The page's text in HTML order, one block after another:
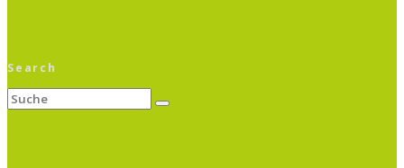
Search